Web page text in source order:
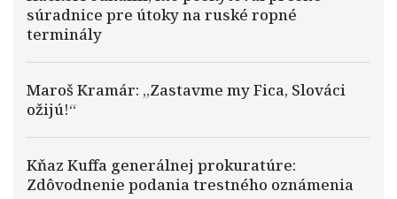
súradnice pre útoky na ruské ropné
terminály
Maroš Kramár: „Zastavme my Fica, Slováci
ožijú!“
Kňaz Kuffa generálnej prokuratúre:
Zdôvodnenie podania trestného oznámenia